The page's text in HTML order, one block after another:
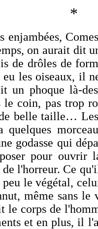
*
on aurait dit
de drôles de
les oiseaux, il
un phoque là-
le coin, pas trop
belle taille…
quelques
godasse qui
pour
l'horreur. Ce
le végétal,
même sans
corps de
et en plus, il